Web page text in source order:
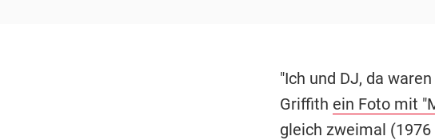
"Ich und DJ, da
Griffith ein Foto mit
gleich zweimal (1976